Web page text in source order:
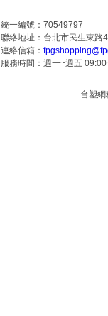
統一編號：70549797
聯絡地址：台北市民生東路
連絡信箱：
服務時間：週一~週五
台塑